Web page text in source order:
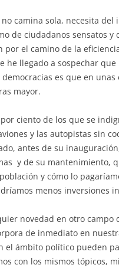
camina sola, necesita del
de ciudadanos sensatos y
por el camino de la
he llegado a sospechar
es que en
mayor.
ciento de los que se
y las autopistas sin
antes de su
y de su mantenimiento,
y cómo lo
menos inversiones
novedad en otro campo
de inmediato en
el ámbito político pueden
con los mismos tópicos,